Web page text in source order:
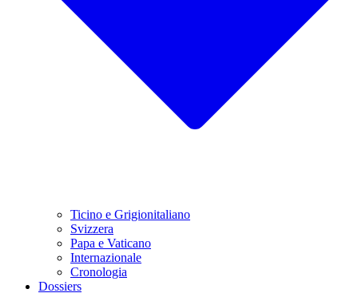
Ticino e Grigionitaliano
Svizzera
Papa e Vaticano
Internazionale
Cronologia
Dossiers